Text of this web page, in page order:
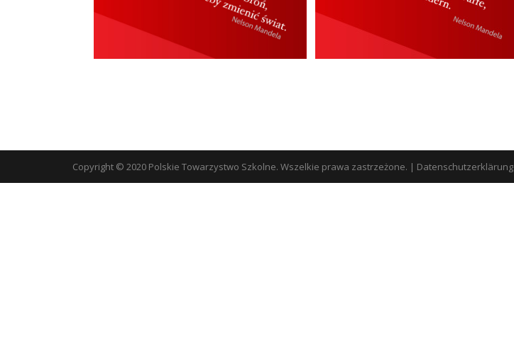
Copyright © 2020 Polskie Towarzystwo Szkolne. Wszelkie prawa zastrzeżone. | Datenschutzerklärung